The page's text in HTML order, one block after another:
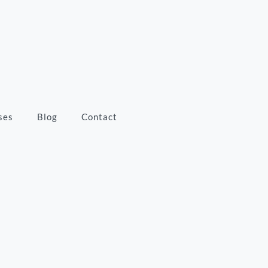
Blog Contact